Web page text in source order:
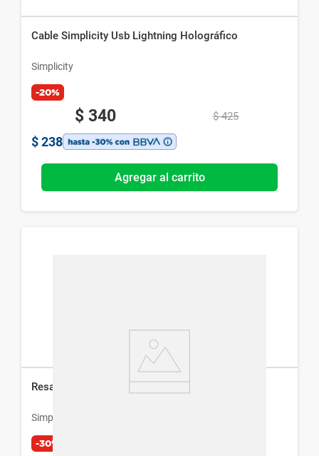
Cable Simplicity Usb Lightning Holográfico
Simplicity
-20%
$ 340 $ 425
$ 238
Agregar al carrito
Resaltadores Finos Simplicity x 6 un
Simplicity
-30%